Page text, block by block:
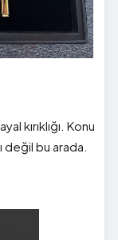
kırıklığı. Konu
değil bu arada.